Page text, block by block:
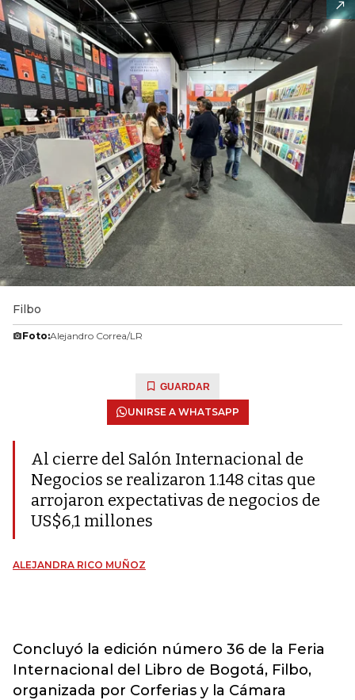
Filbo
Foto:Alejandro Correa/LR
GUARDAR
UNIRSE A WHATSAPP
Al cierre del Salón Internacional de
Negocios se realizaron 1.148 citas que
arrojaron expectativas de negocios de
US$6,1 millones
ALEJANDRA RICO MUÑOZ
Concluyó la edición número 36 de la Feria
Internacional del Libro de Bogotá, Filbo,
organizada por Corferias y la Cámara